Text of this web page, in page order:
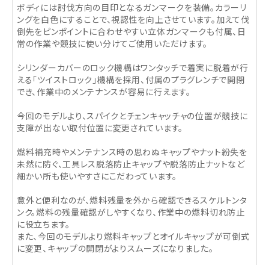
ボディには討伐方向の目印となるガンマークを装備。カラーリ
ングを白色にすることで、視認性を向上させています。加えて伐
倒先をピンポイントに合わせやすい立体ガンマークも付属、日
常の作業や競技に使い分けてご使用いただけます。
シリンダーカバーのロック機構はワンタッチで着実に脱着が行
える「ツイストロック」機構を採用、付属のプラグレンチで開閉
でき、作業中のメンテナンスが容易に行えます。
今回のモデルより、スパイクとチェンキャッチャの位置が競技に
支障が出ない取付位置に変更されています。
燃料補充時やメンテナンス時の思わぬキャップやナット紛失を
未然に防ぐ、工具レス脱落防止キャップや脱落防止ナットなど
細かい所も使いやすさにこだわっています。
意外と便利なのが、燃料残量を外から確認できるスケルトンタ
ンク。燃料の残量確認がしやすくなり、作業中の燃料切れ防止
に役立ちます。
また、今回のモデルより燃料キャップとオイルキャップが可倒式
に変更、キャップの開閉がよりスムーズになりました。